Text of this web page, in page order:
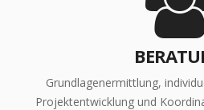
Grundlagenermittlung,
Projektentwicklung und